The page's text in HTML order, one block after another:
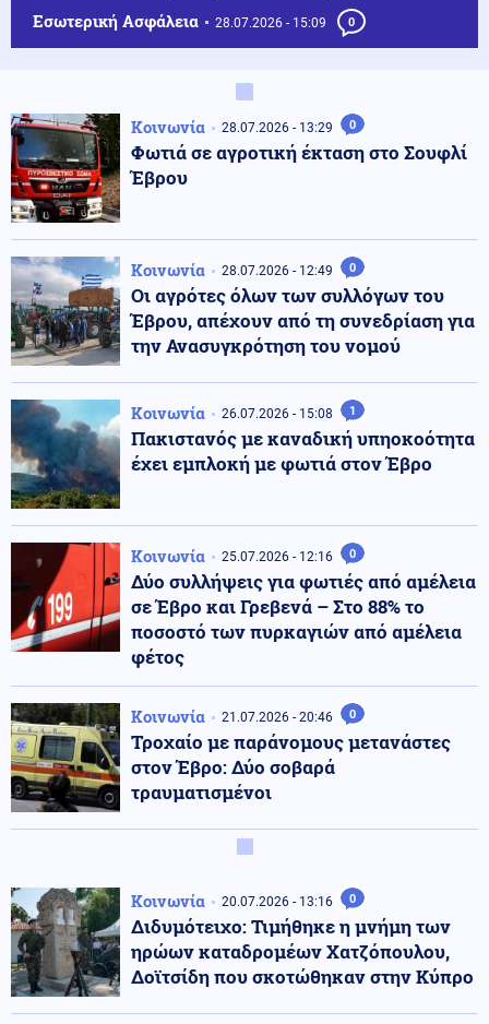
Εσωτερική Ασφάλεια 28.07.2026 - 15:09 0
Κοινωνία 28.07.2026 - 13:29 0
Φωτιά σε αγροτική έκταση στο Σουφλί
Έβρου
Κοινωνία 28.07.2026 - 12:49 0
Οι αγρότες όλων των συλλόγων του
Έβρου, απέχουν από τη συνεδρίαση για
την Ανασυγκρότηση του νομού
Κοινωνία 26.07.2026 - 15:08 1
Πακιστανός με καναδική υπηοκοότητα
έχει εμπλοκή με φωτιά στον Έβρο
Κοινωνία 25.07.2026 - 12:16 0
Δύο συλλήψεις για φωτιές από αμέλεια
σε Έβρο και Γρεβενά – Στο 88% το
ποσοστό των πυρκαγιών από αμέλεια
φέτος
Κοινωνία 21.07.2026 - 20:46 0
Τροχαίο με παράνομους μετανάστες
στον Έβρο: Δύο σοβαρά
τραυματισμένοι
Κοινωνία 20.07.2026 - 13:16 0
Διδυμότειχο: Τιμήθηκε η μνήμη των
ηρώων καταδρομέων Χατζόπουλου,
Δοϊτσίδη που σκοτώθηκαν στην Κύπρο